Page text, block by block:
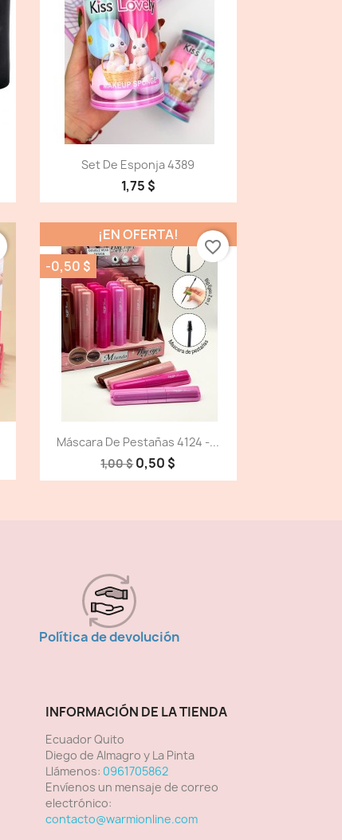
Vista detallada
Set De Esponja 4389
1,75 $
Vista detallada
Máscara De Pestañas 4124 -...
1,00 $0,50 $
¡EN OFERTA!
-0,50 $
favorite_border
Política de devolución
INFORMACIÓN DE LA TIENDA
Ecuador Quito
Diego de Almagro y La Pinta
Llámenos: 0961705862
Envíenos un mensaje de correo
electrónico:
contacto@warmionline.com